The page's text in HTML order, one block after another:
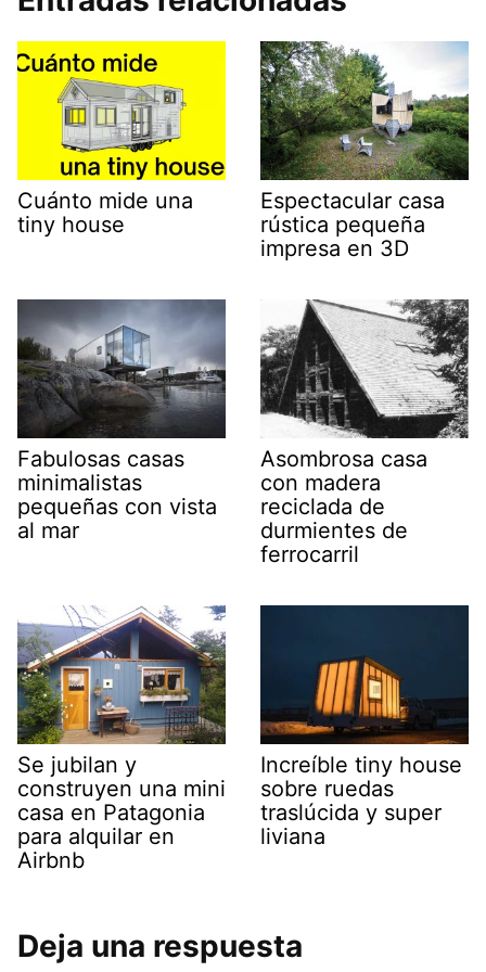
Cuánto mide una
tiny house
Espectacular casa
rústica pequeña
impresa en 3D
Fabulosas casas
minimalistas
pequeñas con vista
al mar
Asombrosa casa
con madera
reciclada de
durmientes de
ferrocarril
Se jubilan y
construyen una mini
casa en Patagonia
para alquilar en
Airbnb
Increíble tiny house
sobre ruedas
traslúcida y super
liviana
Deja una respuesta